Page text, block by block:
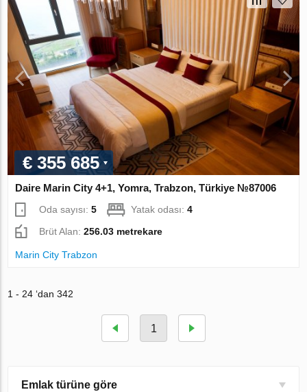
€ 355 685
Daire Marin City 4+1, Yomra, Trabzon, Türkiye №87006
Oda sayısı:5 Yatak odası:4
Brüt Alan:256.03 metrekare
Marin City Trabzon
1 - 24 ‘dan 342
1
Emlak türüne göre